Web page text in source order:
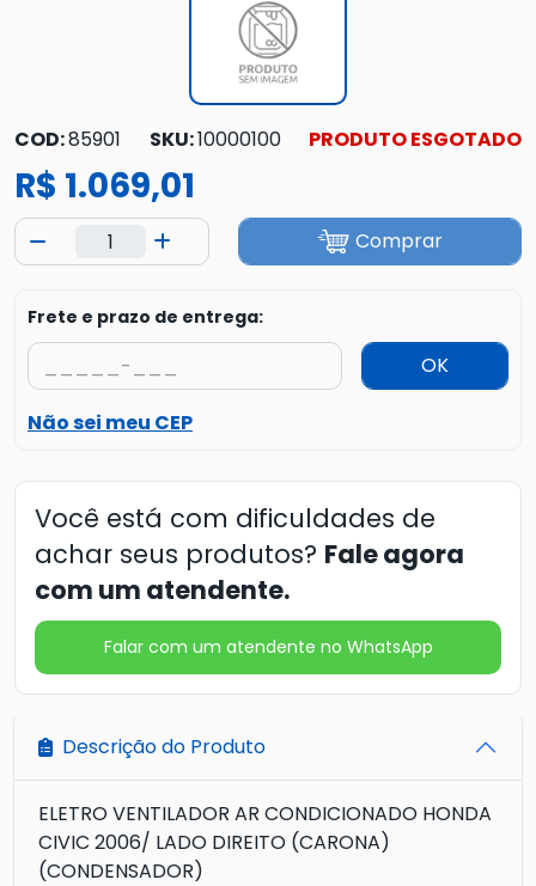
COD:85901 SKU:10000100 PRODUTO ESGOTADO
R$ 1.069,01
Comprar
Frete e prazo de entrega:
OK
Não sei meu CEP
Você está com dificuldades de
achar seus produtos? Fale agora
com um atendente.
Falar com um atendente no WhatsApp
Descrição do Produto
ELETRO VENTILADOR AR CONDICIONADO HONDA
CIVIC 2006/ LADO DIREITO (CARONA)
(CONDENSADOR)